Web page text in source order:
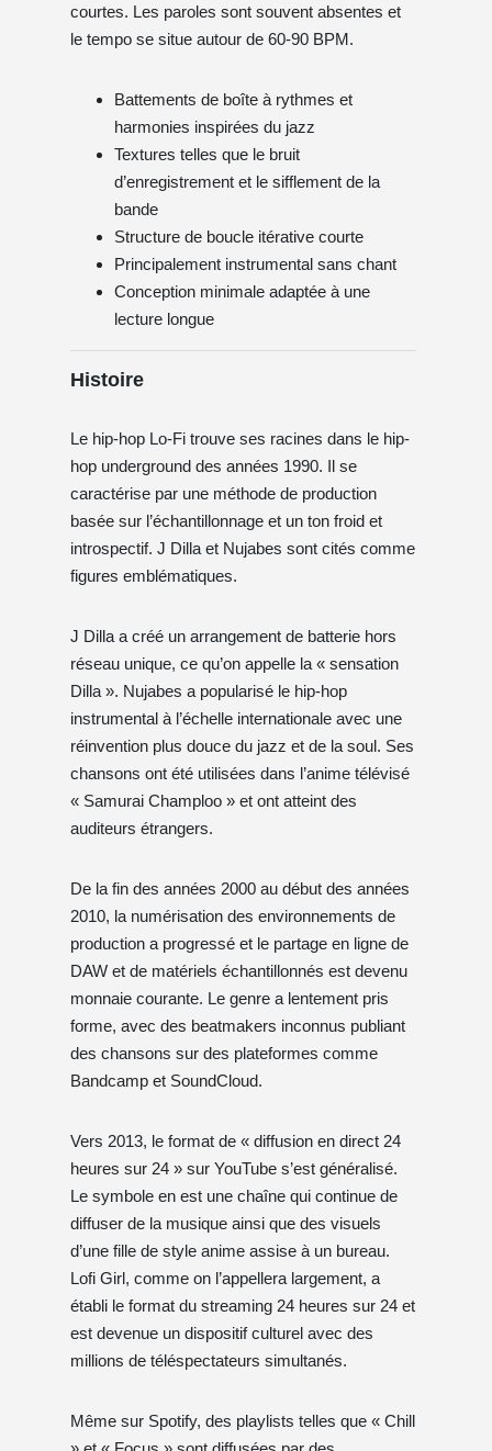
courtes. Les paroles sont souvent absentes et
le tempo se situe autour de 60-90 BPM.
Battements de boîte à rythmes et
harmonies inspirées du jazz
Textures telles que le bruit
d’enregistrement et le sifflement de la
bande
Structure de boucle itérative courte
Principalement instrumental sans chant
Conception minimale adaptée à une
lecture longue
Histoire
Le hip-hop Lo-Fi trouve ses racines dans le hip-
hop underground des années 1990. Il se
caractérise par une méthode de production
basée sur l’échantillonnage et un ton froid et
introspectif. J Dilla et Nujabes sont cités comme
figures emblématiques.
J Dilla a créé un arrangement de batterie hors
réseau unique, ce qu’on appelle la « sensation
Dilla ». Nujabes a popularisé le hip-hop
instrumental à l’échelle internationale avec une
réinvention plus douce du jazz et de la soul. Ses
chansons ont été utilisées dans l’anime télévisé
« Samurai Champloo » et ont atteint des
auditeurs étrangers.
De la fin des années 2000 au début des années
2010, la numérisation des environnements de
production a progressé et le partage en ligne de
DAW et de matériels échantillonnés est devenu
monnaie courante. Le genre a lentement pris
forme, avec des beatmakers inconnus publiant
des chansons sur des plateformes comme
Bandcamp et SoundCloud.
Vers 2013, le format de « diffusion en direct 24
heures sur 24 » sur YouTube s’est généralisé.
Le symbole en est une chaîne qui continue de
diffuser de la musique ainsi que des visuels
d’une fille de style anime assise à un bureau.
Lofi Girl, comme on l’appellera largement, a
établi le format du streaming 24 heures sur 24 et
est devenue un dispositif culturel avec des
millions de téléspectateurs simultanés.
Même sur Spotify, des playlists telles que « Chill